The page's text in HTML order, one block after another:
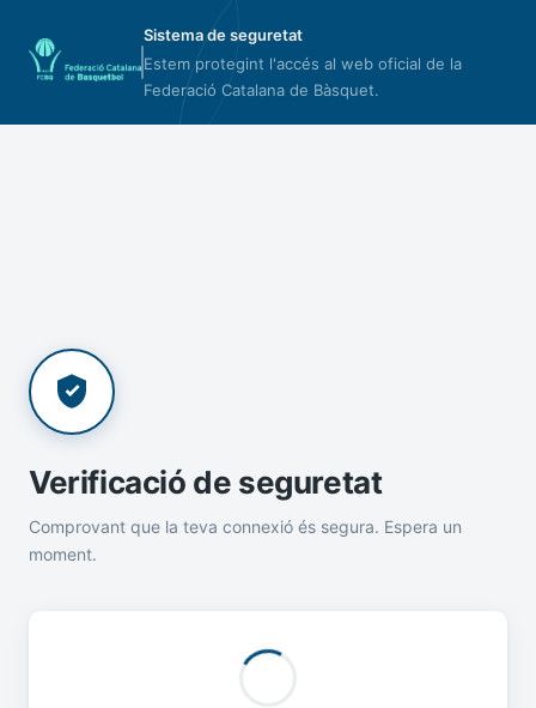
Sistema de seguretat
Estem protegint l'accés al web oficial de la
Federació Catalana de Bàsquet.
Verificació de seguretat
Comprovant que la teva connexió és segura. Espera un
moment.